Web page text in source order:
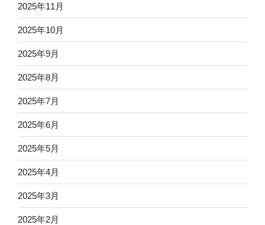
2025年11月
2025年10月
2025年9月
2025年8月
2025年7月
2025年6月
2025年5月
2025年4月
2025年3月
2025年2月